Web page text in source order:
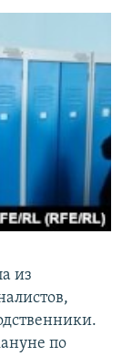
из
по